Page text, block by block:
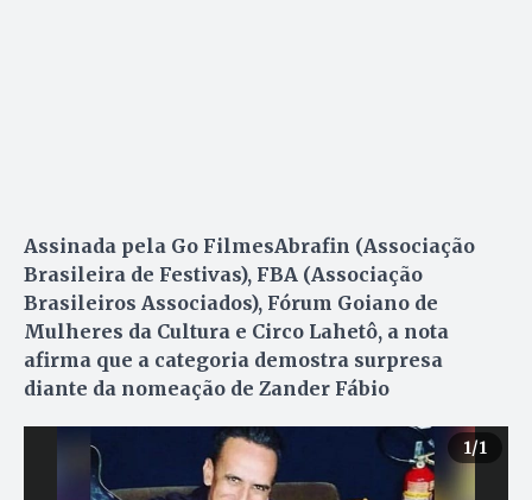
Assinada pela Go FilmesAbrafin (Associação
Brasileira de Festivas), FBA (Associação
Brasileiros Associados), Fórum Goiano de
Mulheres da Cultura e Circo Lahetô, a nota
afirma que a categoria demostra surpresa
diante da nomeação de Zander Fábio
1/1